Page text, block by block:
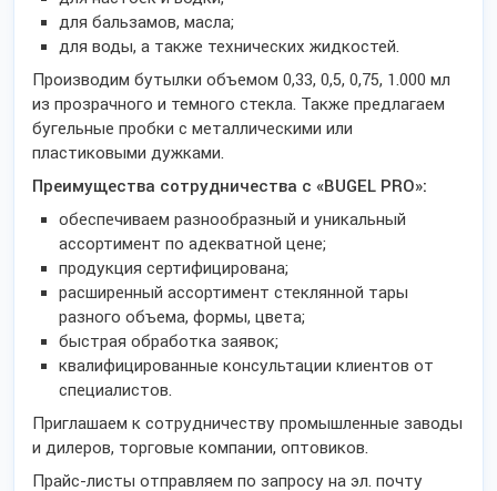
для бальзамов, масла;
для воды, а также технических жидкостей.
Производим бутылки объемом 0,33, 0,5, 0,75, 1.000 мл
из прозрачного и темного стекла. Также предлагаем
бугельные пробки с металлическими или
пластиковыми дужками.
Преимущества сотрудничества с «BUGEL PRO»:
обеспечиваем разнообразный и уникальный
ассортимент по адекватной цене;
продукция сертифицирована;
расширенный ассортимент стеклянной тары
разного объема, формы, цвета;
быстрая обработка заявок;
квалифицированные консультации клиентов от
специалистов.
Приглашаем к сотрудничеству промышленные заводы
и дилеров, торговые компании, оптовиков.
Прайс-листы отправляем по запросу на эл. почту